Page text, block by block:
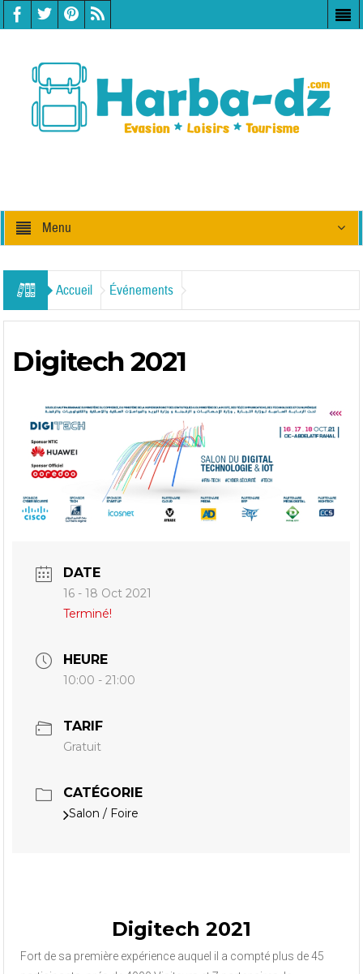
Menu
Accueil Événements
Digitech 2021
DATE
16 - 18 Oct 2021
Terminé!
HEURE
10:00 - 21:00
TARIF
Gratuit
CATÉGORIE
Salon / Foire
Digitech 2021
Fort de sa première expérience auquel il a compté plus de 45